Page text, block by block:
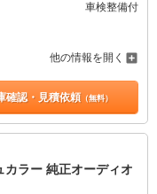
車検整備付
他の情報を開く
確認・見積依頼（無料）
カラー 純正オーディオ